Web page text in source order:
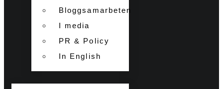
Bloggsamarbeten
I media
PR & Policy
In English